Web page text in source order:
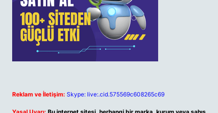
Reklam ve İletişim: Skype: live:.cid.575569c608265c69